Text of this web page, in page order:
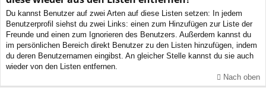
Du kannst Benutzer auf zwei Arten auf diese Listen setzen: In jedem
Benutzerprofil siehst du zwei Links: einen zum Hinzufügen zur Liste der
Freunde und einen zum Ignorieren des Benutzers. Außerdem kannst du
im persönlichen Bereich direkt Benutzer zu den Listen hinzufügen, indem
du deren Benutzernamen eingibst. An gleicher Stelle kannst du sie auch
wieder von den Listen entfernen.
Nach oben